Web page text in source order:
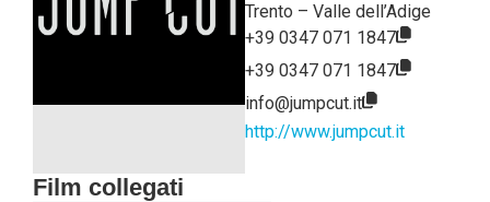
Trento – Valle dell’Adige
+39 0347 071 1847
+39 0347 071 1847
info@jumpcut.it
http://www.jumpcut.it
Film collegati